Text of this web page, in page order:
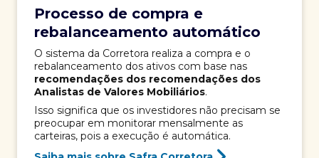
Processo de compra e
rebalanceamento automático
O sistema da Corretora realiza a compra e o
rebalanceamento dos ativos com base nas
recomendações dos recomendações dos
Analistas de Valores Mobiliários.
Isso significa que os investidores não precisam se
preocupar em monitorar mensalmente as
carteiras, pois a execução é automática.